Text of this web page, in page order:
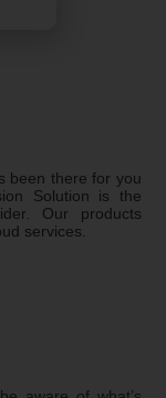
been there for you
Solution is the
Our products
services.